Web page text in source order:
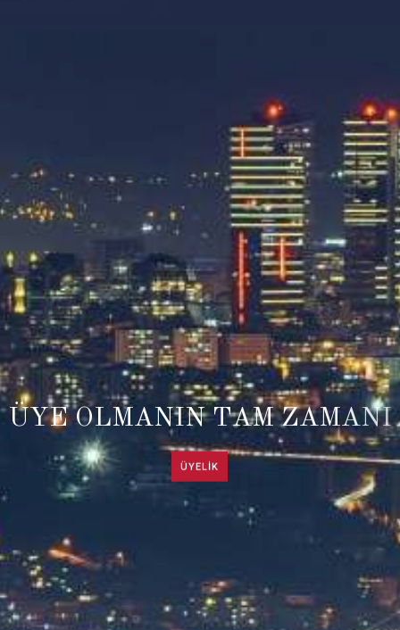
ÜYE OLMANIN TAM ZAMANI
ÜYELİK